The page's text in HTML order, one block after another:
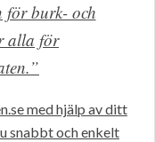
för burk- och
alla för
med hjälp av ditt
snabbt och enkelt